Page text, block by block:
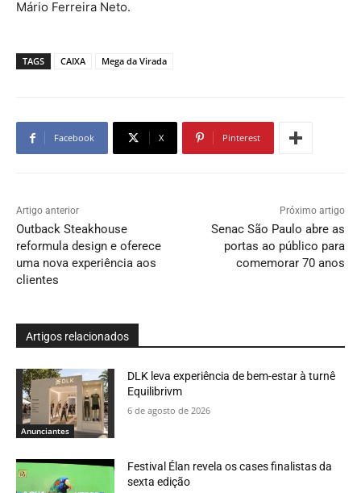
Mário Ferreira Neto.
TAGS CAIXA Mega da Virada
Facebook X Pinterest
Artigo anterior
Outback Steakhouse
reformula design e oferece
uma nova experiência aos
clientes
Próximo artigo
Senac São Paulo abre as
portas ao público para
comemorar 70 anos
Artigos relacionados
Anunciantes
DLK leva experiência de bem-estar à turnê
Equilibrivm
6 de agosto de 2026
Festival Élan revela os cases finalistas da
sexta edição